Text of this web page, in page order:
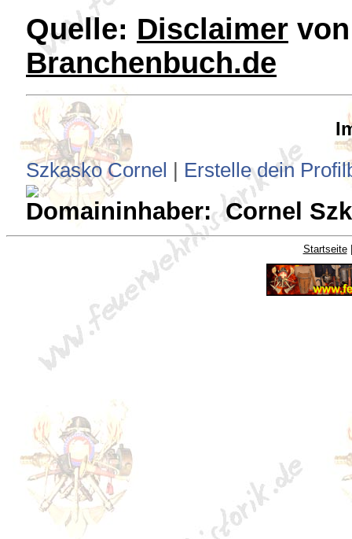
Quelle: Disclaimer
Branchenbuch.de
Szkasko Cornel Erstelle dein
Domaininhaber: Cornel
Startseite